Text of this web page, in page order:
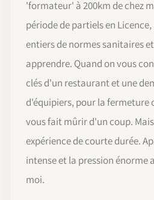
'formateur' à 200km de chez
période de partiels en
entiers de normes sanitaires
apprendre. Quand on vous
clés d'un restaurant et une
d'équipiers, pour la fermeture
vous fait mûrir d'un coup.
expérience de courte durée.
intense et la pression énorme
moi.